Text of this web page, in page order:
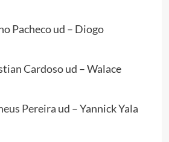
Pacheco ud – Diogo
Cardoso ud – Walace
Pereira ud – Yannick Yala